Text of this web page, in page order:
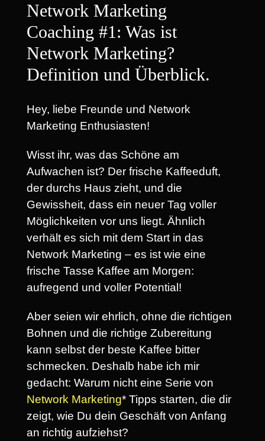
Network Marketing
Coaching #1: Was ist
Network Marketing?
Definition und Überblick.
Hey, liebe Freunde und Network
Marketing Enthusiasten!
Wisst ihr, was das Schöne am
Aufwachen ist? Der frische Kaffeeduft,
der durchs Haus zieht, und die
Gewissheit, dass ein neuer Tag voller
Möglichkeiten vor uns liegt. Ähnlich
verhält es sich mit dem Start in das
Network Marketing – es ist wie eine
frische Tasse Kaffee am Morgen:
aufregend und voller Potential!
Aber seien wir ehrlich, ohne die richtigen
Bohnen und die richtige Zubereitung
kann selbst der beste Kaffee bitter
schmecken. Deshalb habe ich mir
gedacht: Warum nicht eine Serie von
Network Marketing* Tipps starten, die dir
zeigt, wie Du dein Geschäft von Anfang
an richtig aufziehst?